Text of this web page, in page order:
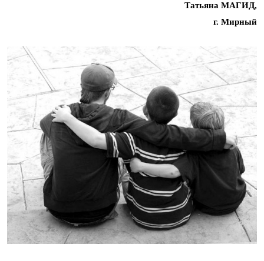
Татьяна МАГИД,
г. Мирный